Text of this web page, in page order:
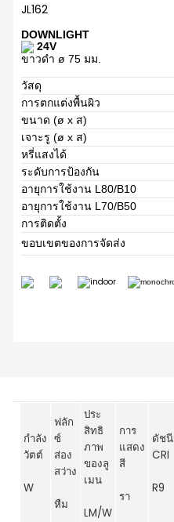
JL162
DOWNLIGHT
24V
ขาวดำ ø 75 มม.
วัสดุ
การตกแต่งพื้นผิว
ขนาด (ø x ส)
เจาะรู (ø x ส)
หรี่แสงได้
ระดับการป้องกัน
อายุการใช้งาน L80/B10
อายุการใช้งาน L70/B50
การติดตั้ง
ขอบเขตของการจัดส่ง
กำลัง
วัตต์
W
ฟลัก
ซ์
ส่อง
สว่าง
หืม
ประ
สิทธิ
ภาพ
ของลู
เมน
LM/W
การ
แสดง
สี
รา
ดัชนี
CRI
R9